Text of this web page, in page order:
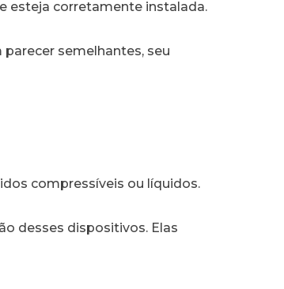
esteja corretamente instalada.
semelhantes, seu
compressíveis ou líquidos.
desses dispositivos. Elas